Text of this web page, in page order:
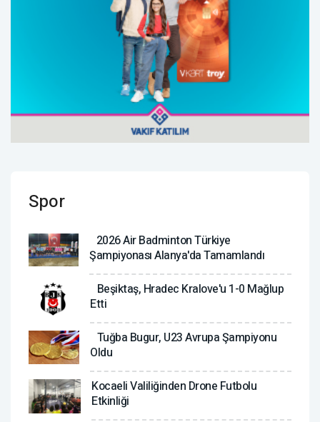
Spor
2026 Air Badminton Türkiye
Şampiyonası Alanya'da Tamamlandı
Beşiktaş, Hradec Kralove'u 1-0 Mağlup
Etti
Tuğba Bugur, U23 Avrupa Şampiyonu
Oldu
Kocaeli Valiliğinden Drone Futbolu
Etkinliği